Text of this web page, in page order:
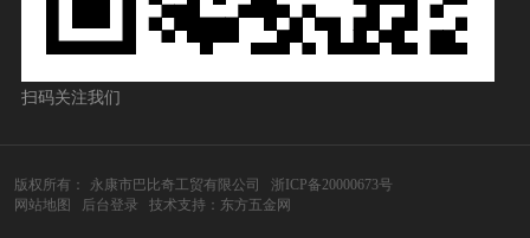
扫码关注我们
版权所有： 永康市巴比奇工贸有限公司
浙ICP备20000673号
网站地图
后台登录 技术支持：东方五金网